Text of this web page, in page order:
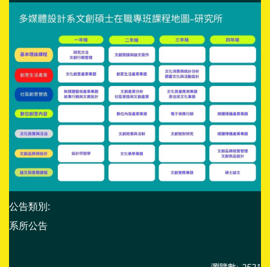
公告類別:
系所公告